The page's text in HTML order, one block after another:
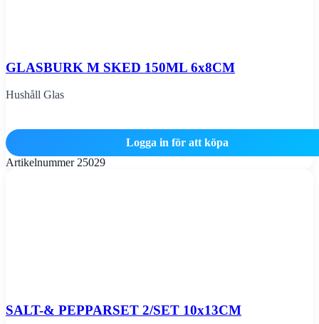
GLASBURK M SKED 150ML 6x8CM
Hushåll Glas
Logga in för att köpa
Artikelnummer 25029
SALT-& PEPPARSET 2/SET 10x13CM